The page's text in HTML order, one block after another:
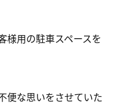
様用の駐車スペースを
便な思いをさせていた